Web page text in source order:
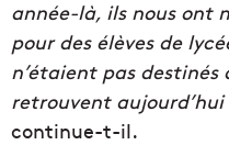
année-là, ils nous ont
pour des élèves de
n’étaient pas
retrouvent aujourd’hui
continue-t-il.